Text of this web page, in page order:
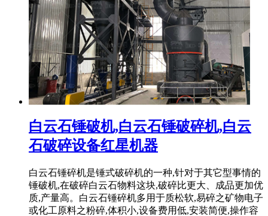
白云石锤破机,白云石锤破碎机,白云
石破碎设备红星机器
白云石锤碎机是锤式破碎机的一种,针对于其它型事情的
锤破机,在破碎白云石物料这块,破碎比更大、成品更加优
质,产量高。白云石锤碎机多用于质松软,易碎之矿物电子
或化工原料之粉碎,体积小,设备费用低,安装简便,操作容